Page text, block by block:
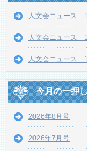
人文会ニュース
人文会ニュース
人文会ニュース
今月の一押
2026年8月号
2026年7月号